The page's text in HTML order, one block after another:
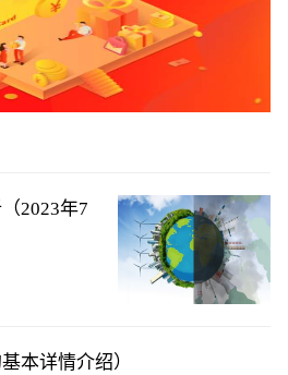
2023年7
本详情介绍）